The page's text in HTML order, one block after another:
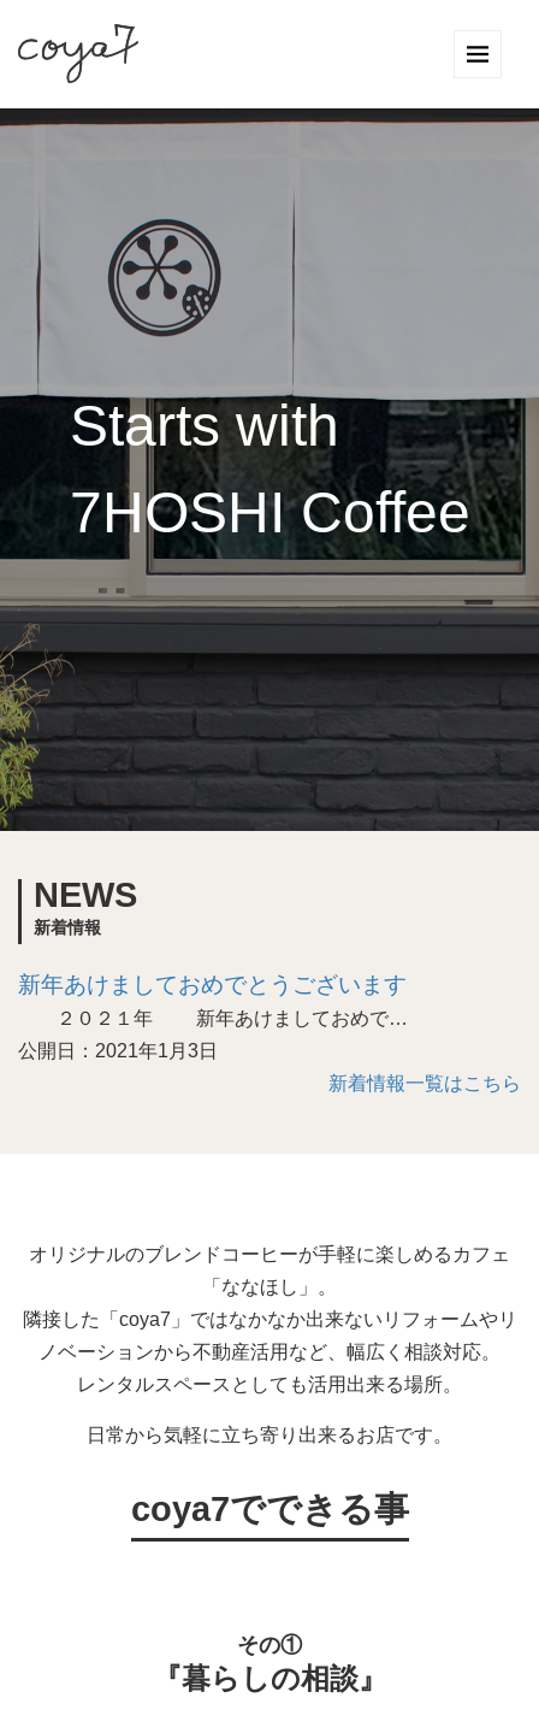
Starts with
7HOSHI Coffee
NEWS
新着情報
新年あけましておめでとうございます
２０２１年 新年あけましておめで…
公開日：2021年1月3日
新着情報一覧はこちら
オリジナルのブレンドコーヒーが手軽に楽しめるカフェ
「ななほし」。
隣接した「coya7」ではなかなか出来ないリフォームやリ
ノベーションから不動産活用など、幅広く相談対応。
レンタルスペースとしても活用出来る場所。
日常から気軽に立ち寄り出来るお店です。
coya7でできる事
その①
『暮らしの相談』